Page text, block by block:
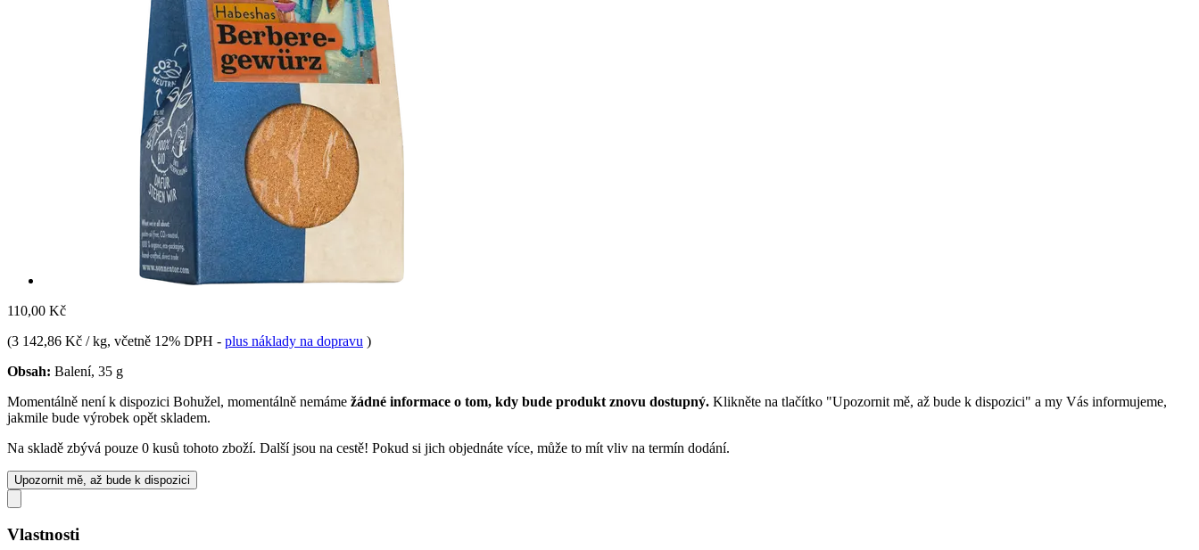
110,00 Kč
(3 142,86 Kč / kg, včetně 12% DPH - plus náklady na dopravu )
Obsah: Balení, 35 g
Momentálně není k dispozici Bohužel, momentálně nemáme žádné informace o tom, kdy bude produkt znovu dostupný. Klikněte na tlačítko "Upozornit mě, až bude k dispozici" a my Vás informujeme,
jakmile bude výrobek opět skladem.
Na skladě zbývá pouze 0 kusů tohoto zboží. Další jsou na cestě! Pokud si jich objednáte více, může to mít vliv na termín dodání.
Upozornit mě, až bude k dispozici
Vlastnosti